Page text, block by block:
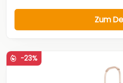
Zum
-23%